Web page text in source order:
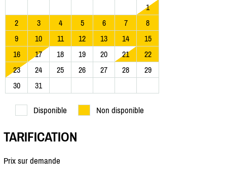
1
2
3 4 5 6 7
8
9
10 11 12 13 14
15
16
17 18 19 20 21
22
23
24 25 26 27 28
29
30
31
Disponible Non disponible
TARIFICATION
Prix sur demande